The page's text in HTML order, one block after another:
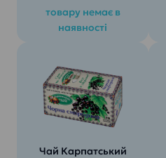
товару немає в
наявності
Чай Карпатський